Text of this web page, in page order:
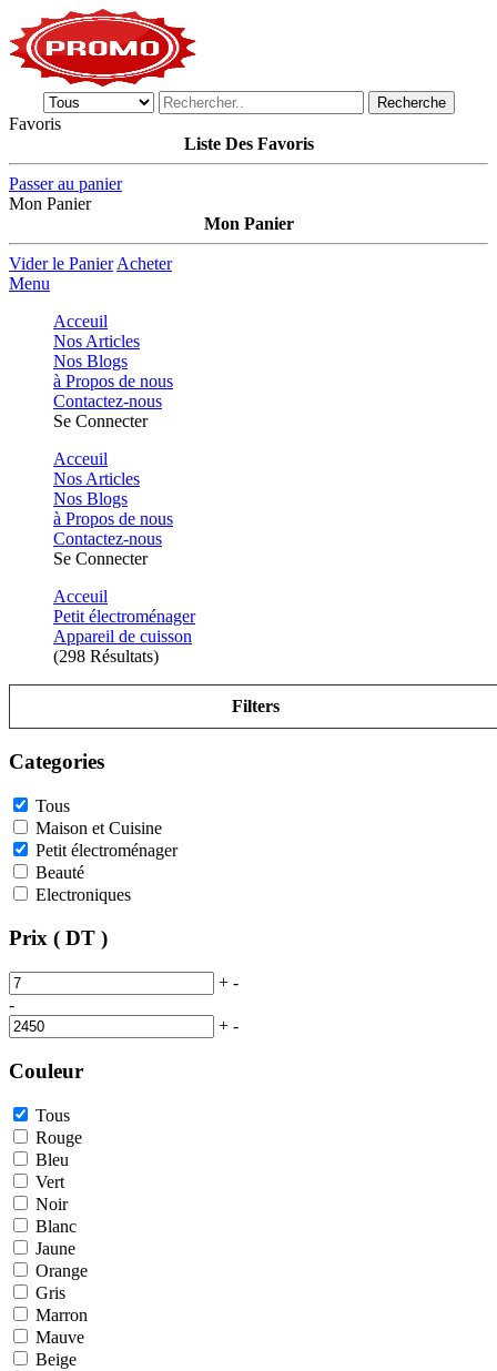
Recherche
Favoris
Liste Des Favoris
Passer au panier
Mon Panier
Mon Panier
Vider le Panier Acheter
Menu
Acceuil
Nos Articles
Nos Blogs
à Propos de nous
Contactez-nous
Se Connecter
Acceuil
Nos Articles
Nos Blogs
à Propos de nous
Contactez-nous
Se Connecter
Acceuil
Petit électroménager
Appareil de cuisson
(298 Résultats)
Filters
Categories
Tous
Maison et Cuisine
Petit électroménager
Beauté
Electroniques
Prix ( DT )
+ -
-
+ -
Couleur
Tous
Rouge
Bleu
Vert
Noir
Blanc
Jaune
Orange
Gris
Marron
Mauve
Beige